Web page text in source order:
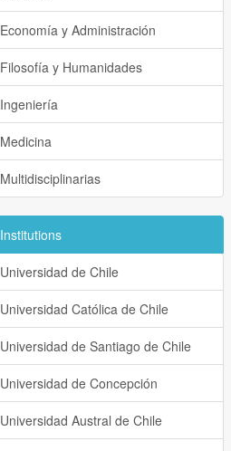
Economía y Administración
Filosofía y Humanidades
Ingeniería
Medicina
Multidisciplinarias
Institutions
Universidad de Chile
Universidad Católica de Chile
Universidad de Santiago de Chile
Universidad de Concepción
Universidad Austral de Chile